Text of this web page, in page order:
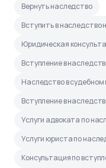
Вернуть наследство
Вступить в наследство
Юридическая
Вступление в
Наследство в судебном
Вступление в
Услуги адвоката по
Услуги юриста по
Консультация по